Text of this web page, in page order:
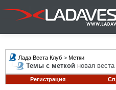
Лада Веста Клуб > Метки
Темы с меткой новая веста
Регистрация